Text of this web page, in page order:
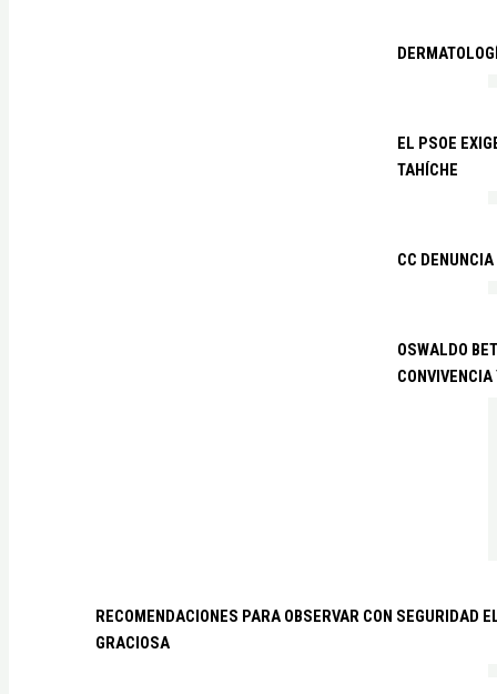
EL PSOE
TAHÍCHE
CC
OSWALDO
RECOMENDACIONES PARA OBSERVAR CON SEGURIDAD
GRACIOSA